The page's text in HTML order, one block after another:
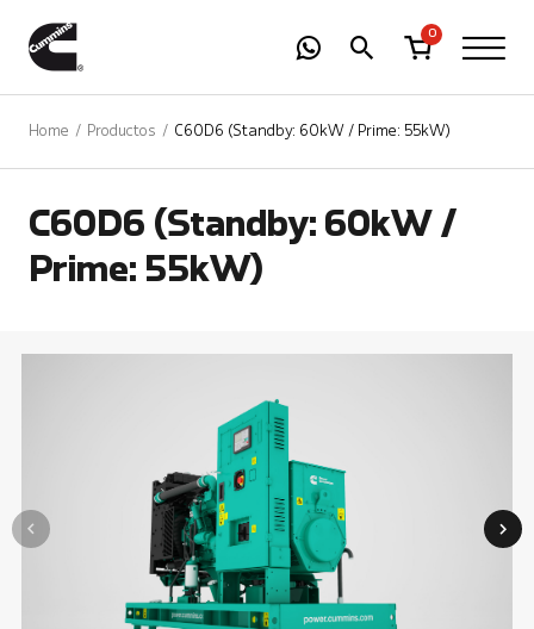
0
Home Productos C60D6 (Standby: 60kW / Prime: 55kW)
C60D6 (Standby: 60kW /
Prime: 55kW)